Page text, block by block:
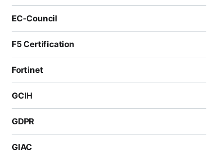
EC-Council
F5 Certification
Fortinet
GCIH
GDPR
GIAC